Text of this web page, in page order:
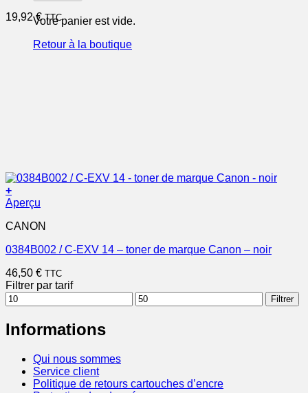
Votre panier est vide.
Retour à la boutique
19,92€ TTC
+
Aperçu
CANON
0384B002 / C-EXV 14 – toner de marque Canon – noir
46,50 € TTC
Filtrer par tarif
Prix
min
Prix
max
Filtrer
Informations
Qui nous sommes
Service client
Politique de retours cartouches d’encre